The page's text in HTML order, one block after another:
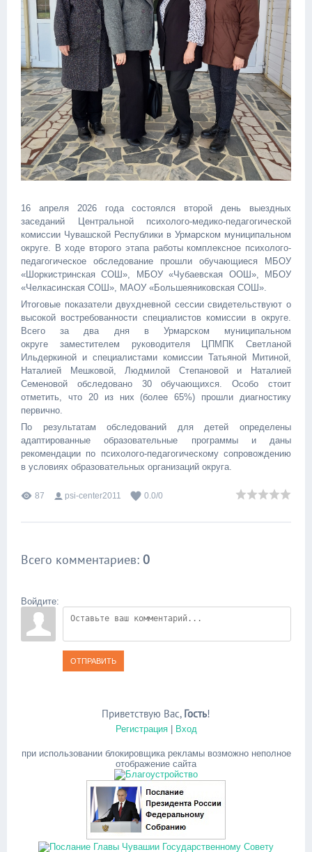
16 апреля 2026 года состоялся второй день выездных
заседаний Центральной психолого-медико-педагогической
комиссии Чувашской Республики в Урмарском муниципальном
округе. В ходе второго этапа работы комплексное психолого-
педагогическое обследование прошли обучающиеся МБОУ
«Шоркистринская СОШ», МБОУ «Чубаевская ООШ», МБОУ
«Челкасинская СОШ», МАОУ «Большеяниковская СОШ».
Итоговые показатели двухдневной сессии свидетельствуют о
высокой востребованности специалистов комиссии в округе.
Всего за два дня в Урмарском муниципальном
округе заместителем руководителя ЦПМПК Светланой
Ильдеркиной и специалистами комиссии Татьяной Митиной,
Наталией Мешковой, Людмилой Степановой и Наталией
Семеновой обследовано 30 обучающихся. Особо стоит
отметить, что 20 из них (более 65%) прошли диагностику
первично.
По результатам обследований для детей определены
адаптированные образовательные программы и даны
рекомендации по психолого-педагогическому сопровождению
в условиях образовательных организаций округа.
87 psi-center2011 0.0/0
Всего комментариев: 0
Войдите:
ОТПРАВИТЬ
Приветствую Вас, Гость!
Регистрация| Вход
при использовании блокировщика рекламы возможно неполное
отображение сайта